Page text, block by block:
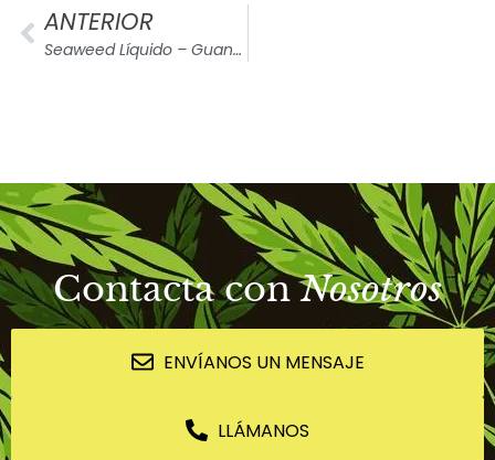
ANTERIOR
Seaweed Líquido – GuanoKalong
Contacta conNosotros
ENVÍANOS UN MENSAJE
LLÁMANOS